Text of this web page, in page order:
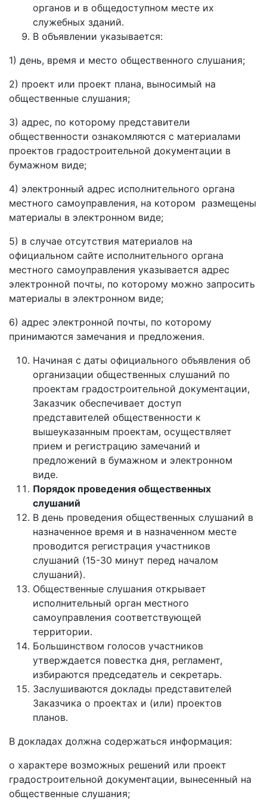
органов и в общедоступном месте их
служебных зданий.
В объявлении указывается:
1) день, время и место общественного слушания;
2) проект или проект плана, выносимый на
общественные слушания;
3) адрес, по которому представители
общественности ознакомляются с материалами
проектов градостроительной документации в
бумажном виде;
4) электронный адрес исполнительного органа
местного самоуправления, на котором размещены
материалы в электронном виде;
5) в случае отсутствия материалов на
официальном сайте исполнительного органа
местного самоуправления указывается адрес
электронной почты, по которому можно запросить
материалы в электронном виде;
6) адрес электронной почты, по которому
принимаются замечания и предложения.
Начиная с даты официального объявления об
организации общественных слушаний по
проектам градостроительной документации,
Заказчик обеспечивает доступ
представителей общественности к
вышеуказанным проектам, осуществляет
прием и регистрацию замечаний и
предложений в бумажном и электронном
виде.
Порядок проведения общественных
слушаний
В день проведения общественных слушаний в
назначенное время и в назначенном месте
проводится регистрация участников
слушаний (15-30 минут перед началом
слушаний).
Общественные слушания открывает
исполнительный орган местного
самоуправления соответствующей
территории.
Большинством голосов участников
утверждается повестка дня, регламент,
избираются председатель и секретарь.
Заслушиваются доклады представителей
Заказчика о проектах и (или) проектов
планов.
В докладах должна содержаться информация:
о характере возможных решений или проект
градостроительной документации, вынесенный на
общественные слушания;